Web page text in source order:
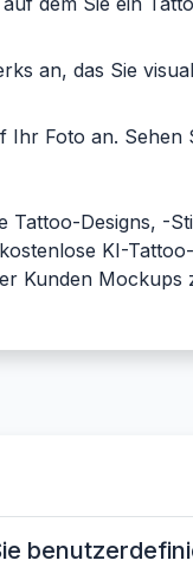
an, das Sie
Ihr Foto an. Sehen
Tattoo-Designs, -
KI-Tattoo-
Kunden Mockups